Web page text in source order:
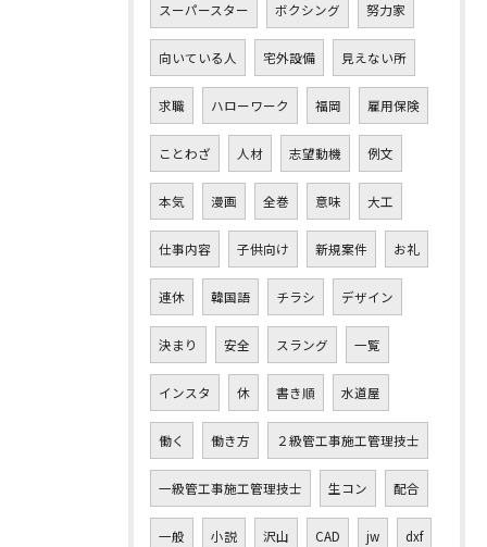
スーパースター ボクシング 努力家
向いている人 宅外設備 見えない所
求職 ハローワーク 福岡 雇用保険
ことわざ 人材 志望動機 例文
本気 漫画 全巻 意味 大工
仕事内容 子供向け 新規案件 お礼
連休 韓国語 チラシ デザイン
決まり 安全 スラング 一覧
インスタ 休 書き順 水道屋
働く 働き方 ２級管工事施工管理技士
一級管工事施工管理技士 生コン 配合
一般 小説 沢山 CAD jw dxf